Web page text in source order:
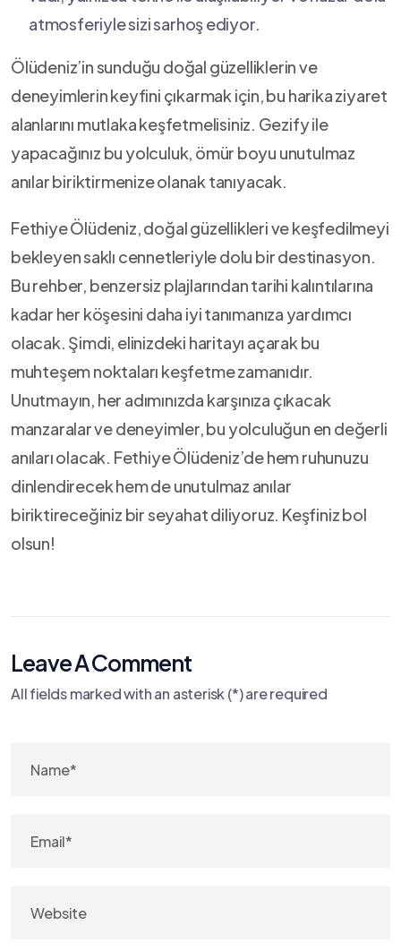
atmosferiyle sizi‌ sarhoş⁢ ediyor.
Ölüdeniz’in sunduğu doğal‌ güzelliklerin ve
deneyimlerin ⁣keyfini çıkarmak için, ⁢bu harika ziyaret
alanlarını mutlaka keşfetmelisiniz.⁤ Gezify ile
yapacağınız bu ​yolculuk, ömür ⁤boyu unutulmaz
⁢anılar biriktirmenize⁢ olanak tanıyacak.
Fethiye Ölüdeniz, doğal güzellikleri ve‌ keşfedilmeyi
bekleyen ⁢saklı cennetleriyle dolu bir destinasyon.
Bu rehber, benzersiz plajlarından tarihi kalıntılarına
⁤kadar her köşesini daha iyi⁤ tanımanıza⁢ yardımcı
olacak. Şimdi, elinizdeki‍ haritayı açarak bu
⁣muhteşem‌ noktaları ‍keşfetme zamanıdır.
Unutmayın, her adımınızda karşınıza çıkacak
⁣manzaralar ⁤ve deneyimler, bu yolculuğun en değerli
anıları olacak. Fethiye Ölüdeniz’de hem ruhunuzu
dinlendirecek hem ‌de ‍unutulmaz⁢ anılar
biriktireceğiniz bir seyahat diliyoruz. Keşfiniz⁢ bol
olsun!
Leave A Comment
All fields marked with an asterisk (*) are required